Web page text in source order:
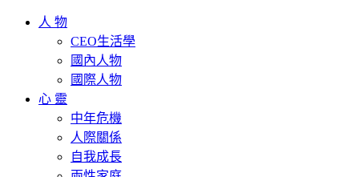
人 物
CEO生活學
國內人物
國際人物
心 靈
中年危機
人際關係
自我成長